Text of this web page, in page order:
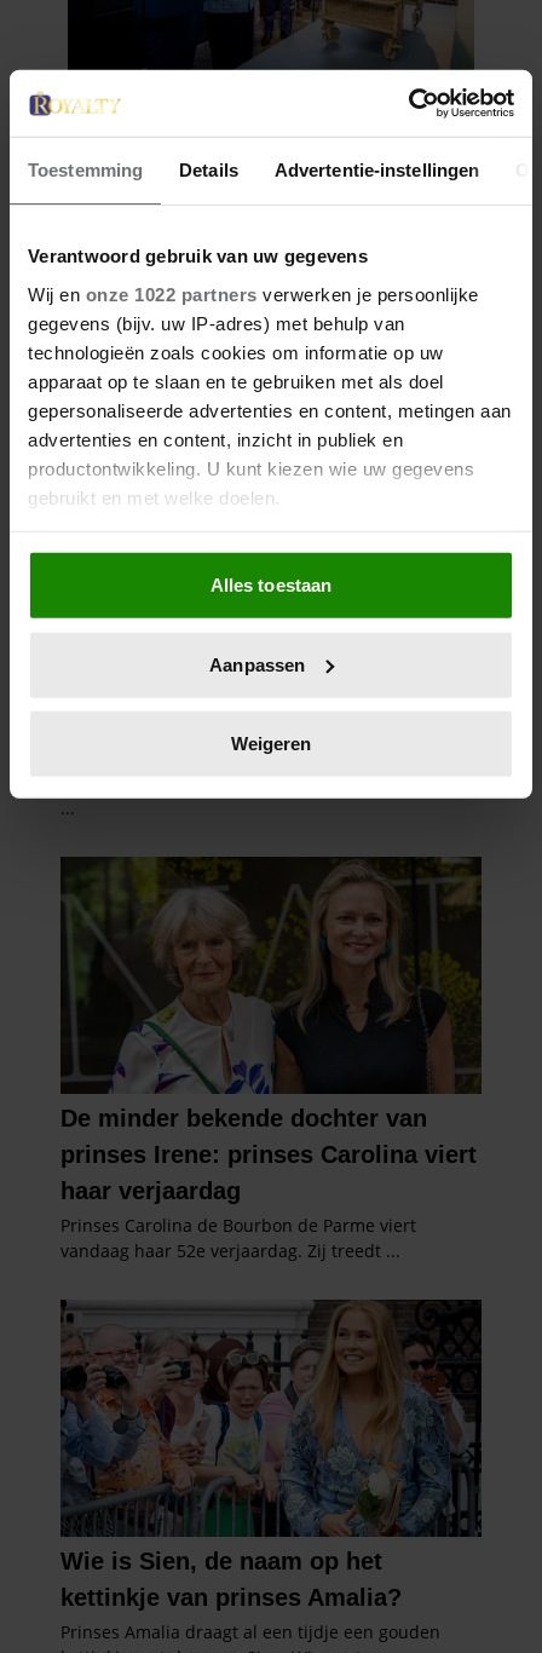
Toestemming Details Advertentie-instellingen
Verantwoord gebruik van uw gegevens
Wij en onze 1022 partners verwerken je persoonlijke
gegevens (bijv. uw IP-adres) met behulp van
technologieën zoals cookies om informatie op uw
apparaat op te slaan en te gebruiken met als doel
gepersonaliseerde advertenties en content, metingen aan
advertenties en content, inzicht in publiek en
productontwikkeling. U kunt kiezen wie uw gegevens
gebruikt en met welke doelen.
Als u het toestaat, willen we ook graag:
Informatie verzamelen over uw geografische
locatie, die tot een paar meter nauwkeurig kan zijn
scannen op specifieke eigenschappen (fingerprinting)
verwerkt en stel uw voorkeuren in het
intrekken in de Cookieverklaring.
We gebruiken cookies om content en advertenties te
personaliseren, om functies voor social media te bieden
en om ons websiteverkeer te analyseren. Ook delen we
informatie over uw gebruik van onze site met onze
partners voor social media, adverteren en analyse. Deze
partners kunnen deze gegevens combineren met andere
informatie die u aan ze heeft verstrekt of die ze hebben
verzameld op basis van uw gebruik van hun services. U
gaat akkoord met onze cookies als u onze website blijft
gebruiken.
Alles toestaan
Aanpassen
Weigeren
12 juni 2026
BIJZONDER: PRINSES BEATRIX
ZIET NA 88 JAAR HAAR
VERDWENEN WIEG TERUG